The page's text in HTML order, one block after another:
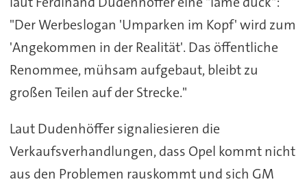
"Der Werbeslogan 'Umparken im Kopf' wird zum
'Angekommen in der Realität'. Das öffentliche
Renommee, mühsam aufgebaut, bleibt zu
großen Teilen auf der Strecke."
Laut Dudenhöffer signaliesieren die
Verkaufsverhandlungen, dass Opel kommt nicht
aus den Problemen rauskommt und sich GM